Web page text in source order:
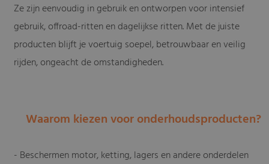
Ze zijn eenvoudig in gebruik en ontworpen voor intensief
gebruik, offroad-ritten en dagelijkse ritten. Met de juiste
producten blijft je voertuig soepel, betrouwbaar en veilig
rijden, ongeacht de omstandigheden.
Waarom kiezen voor onderhoudsproducten?
- Beschermen motor, ketting, lagers en andere onderdelen